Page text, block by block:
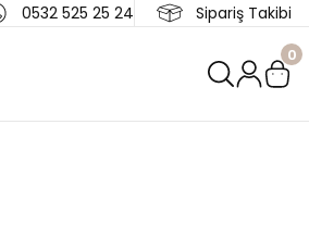
0532 525 25 24 Sipariş Takibi
0